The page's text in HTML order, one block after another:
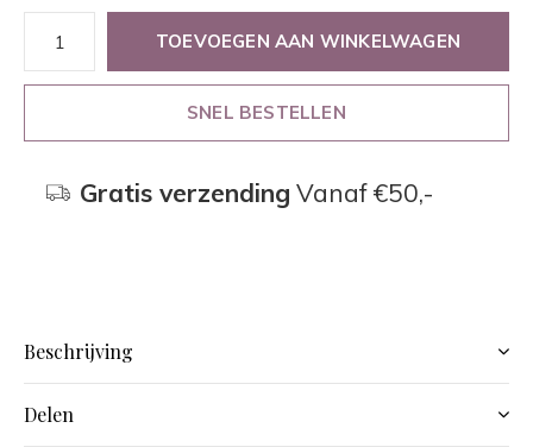
TOEVOEGEN AAN WINKELWAGEN
SNEL BESTELLEN
Gratis verzending Vanaf €50,-
Beschrijving
Delen